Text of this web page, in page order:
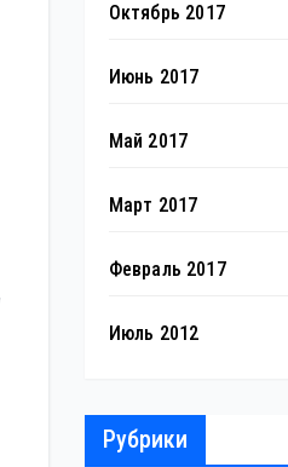
Октябрь 2017
Июнь 2017
Май 2017
Март 2017
Февраль 2017
Июль 2012
Рубрики